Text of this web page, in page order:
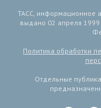
ТАСС, информационное
выдано 02 апреля 1999
Политика обработки
Отдельные